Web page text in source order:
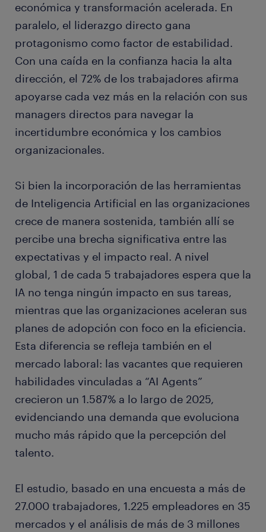
económica y transformación acelerada. En
paralelo, el liderazgo directo gana
protagonismo como factor de estabilidad.
Con una caída en la confianza hacia la alta
dirección, el 72% de los trabajadores afirma
apoyarse cada vez más en la relación con sus
managers directos para navegar la
incertidumbre económica y los cambios
organizacionales.
Si bien la incorporación de las herramientas
de Inteligencia Artificial en las organizaciones
crece de manera sostenida, también allí se
percibe una brecha significativa entre las
expectativas y el impacto real. A nivel
global, 1 de cada 5 trabajadores espera que la
IA no tenga ningún impacto en sus tareas,
mientras que las organizaciones aceleran sus
planes de adopción con foco en la eficiencia.
Esta diferencia se refleja también en el
mercado laboral: las vacantes que requieren
habilidades vinculadas a “AI Agents”
crecieron un 1.587% a lo largo de 2025,
evidenciando una demanda que evoluciona
mucho más rápido que la percepción del
talento.
El estudio, basado en una encuesta a más de
27.000 trabajadores, 1.225 empleadores en 35
mercados y el análisis de más de 3 millones